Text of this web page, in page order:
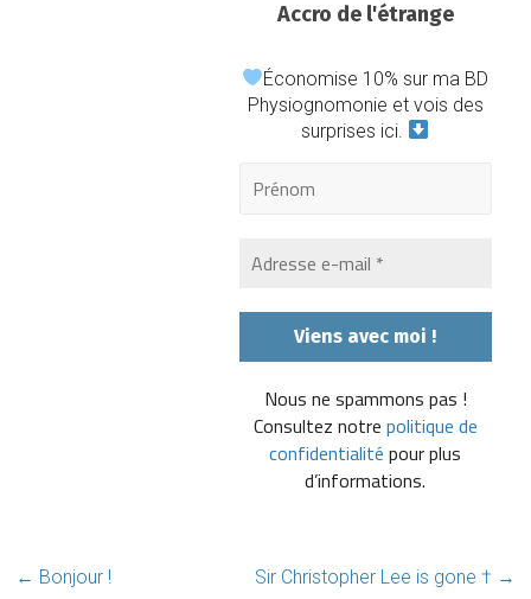
Accro de l'étrange
Économise 10% sur ma BD
Physiognomonie et vois des
surprises ici.
Nous ne spammons pas !
Consultez notre politique de
confidentialité pour plus
d’informations.
← Bonjour ! Sir Christopher Lee is gone † →